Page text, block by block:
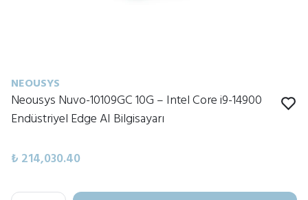
NEOUSYS
Neousys Nuvo-10109GC 10G – Intel Core i9-14900
Endüstriyel Edge AI Bilgisayarı
₺ 214,030.40